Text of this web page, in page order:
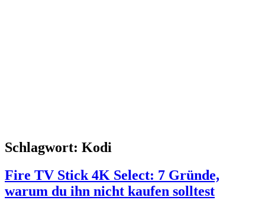
Schlagwort: Kodi
Fire TV Stick 4K Select: 7 Gründe,
warum du ihn nicht kaufen solltest